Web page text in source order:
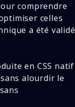
comprendre
celles
a été validé
en CSS natif
alourdir le